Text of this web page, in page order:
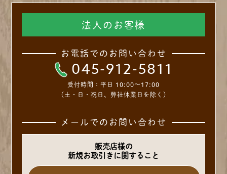
法人のお客様
お電話でのお問い合わせ
045-912-5811
受付時間： 平日 10:00～17:00
（土・日・祝日、弊社休業日を除く）
メールでのお問い合わせ
販売店様の
新規お取引きに関すること